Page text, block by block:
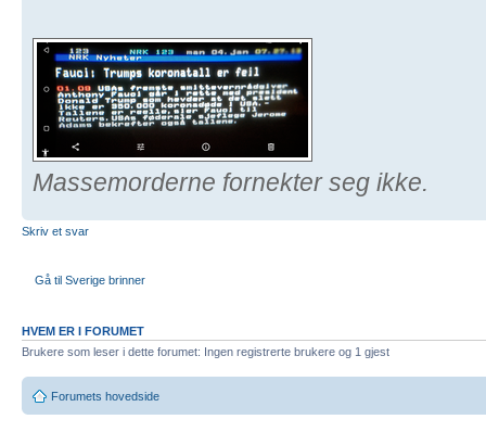
Massemorderne fornekter seg ikke.
Skriv et svar
Gå til Sverige brinner
HVEM ER I FORUMET
Brukere som leser i dette forumet: Ingen registrerte brukere og 1 gjest
Forumets hovedside